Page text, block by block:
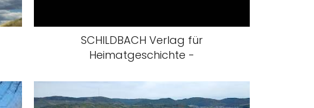
SCHILDBACH Verlag für
Heimatgeschichte -